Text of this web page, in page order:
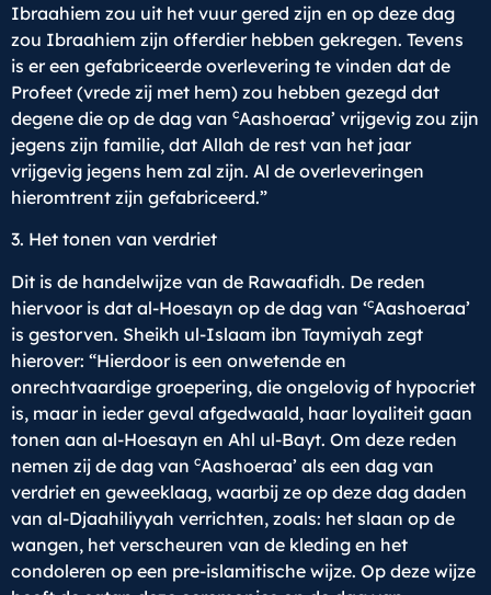
Ibraahiem zou uit het vuur gered zijn en op deze dag
zou Ibraahiem zijn offerdier hebben gekregen. Tevens
is er een gefabriceerde overlevering te vinden dat de
Profeet (vrede zij met hem) zou hebben gezegd dat
degene die op de dag van cAashoeraa’ vrijgevig zou zijn
jegens zijn familie, dat Allah de rest van het jaar
vrijgevig jegens hem zal zijn. Al de overleveringen
hieromtrent zijn gefabriceerd.”
3. Het tonen van verdriet
Dit is de handelwijze van de Rawaafidh. De reden
hiervoor is dat al-Hoesayn op de dag van ‘cAashoeraa’
is gestorven. Sheikh ul-Islaam ibn Taymiyah zegt
hierover: “Hierdoor is een onwetende en
onrechtvaardige groepering, die ongelovig of hypocriet
is, maar in ieder geval afgedwaald, haar loyaliteit gaan
tonen aan al-Hoesayn en Ahl ul-Bayt. Om deze reden
nemen zij de dag van cAashoeraa’ als een dag van
verdriet en geweeklaag, waarbij ze op deze dag daden
van al-Djaahiliyyah verrichten, zoals: het slaan op de
wangen, het verscheuren van de kleding en het
condoleren op een pre-islamitische wijze. Op deze wijze